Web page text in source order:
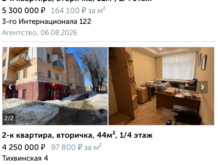
5 300 000 ₽ 164 100 ₽ за м²
3-го Интернационала 122
Агентство, 06.08.2026
2/2
‹ ›
2-к квартира, вторичка, 44м², 1/4 этаж
4 250 000 ₽ 97 800 ₽ за м²
Тихвинская 4